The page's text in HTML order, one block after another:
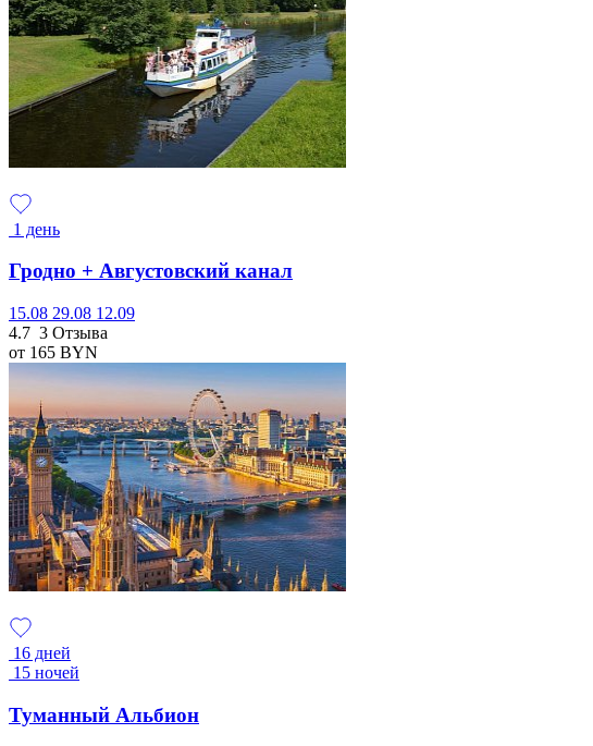
1 день
Гродно + Августовский канал
15.08 29.08 12.09
4.7 3 Отзыва
от 165 BYN
16 дней
15 ночей
Туманный Альбион